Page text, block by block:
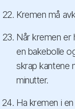
Kremen må
Når kremen er
en bakebolle
skrap kantene
minutter.
Ha kremen i